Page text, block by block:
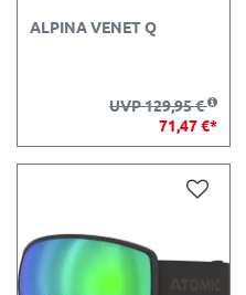
ALPINA VENET Q
UVP 129,95 €
71,47 €*